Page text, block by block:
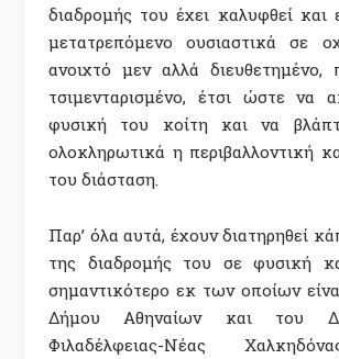
διαδρομής του έχει καλυφθεί και
μετατρεπόμενο ουσιαστικά σε
ανοιχτό μεν αλλά διευθετημένο,
τσιμενταρισμένο, έτσι ώστε να
φυσική του κοίτη και να
ολοκληρωτικά η περιβαλλοντική
του διάσταση.
Παρ’ όλα αυτά, έχουν διατηρηθεί
της διαδρομής του σε φυσική
σημαντικότερο εκ των οποίων
Δήμου Αθηναίων και του
Φιλαδέλφειας-Νέας